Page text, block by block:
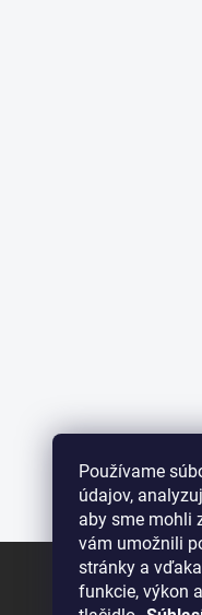
Používame
údajov,
aby sme mohli
vám umožnili
stránky a
funkcie, výkon